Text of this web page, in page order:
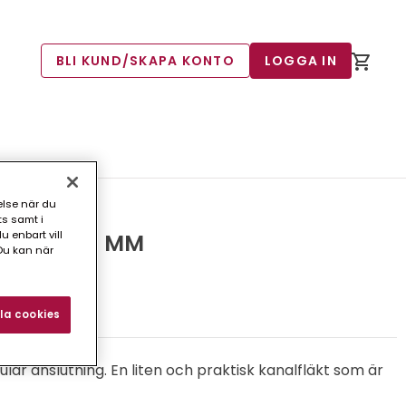
BLI KUND/SKAPA KONTO LOGGA IN
EC 100 MM
anslutning. En liten och praktisk kanalfläkt som är
när du
samt i
enbart vill
kan när
cookies